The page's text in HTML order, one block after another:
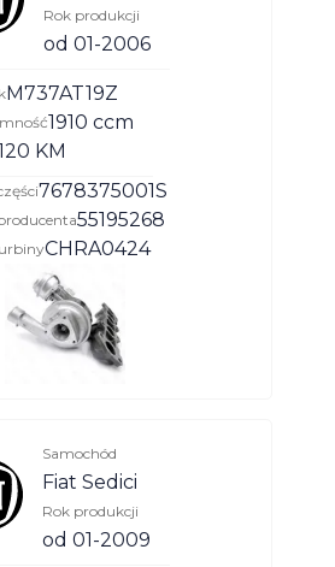
Rok produkcji
od 01-2006
M737AT19Z
1910 ccm
KM
7678375001S
55195268
CHRA0424
Samochód
Fiat Sedici
Rok produkcji
od 01-2009